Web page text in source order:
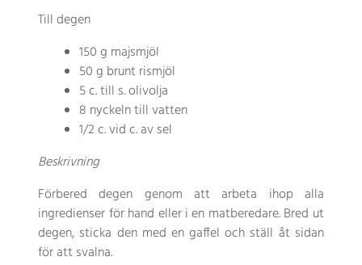
Till degen
150 g majsmjöl
50 g brunt rismjöl
5 c. till s. olivolja
8 nyckeln till vatten
1/2 c. vid c. av sel
Beskrivning
Förbered degen genom att arbeta ihop alla
ingredienser för hand eller i en matberedare. Bred ut
degen, sticka den med en gaffel och ställ åt sidan
för att svalna.